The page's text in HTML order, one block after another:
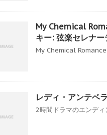
My Chemical
キー: 弦楽セレナー
My Chemical
レディ・アンテベ
2時間ドラマのエンディ